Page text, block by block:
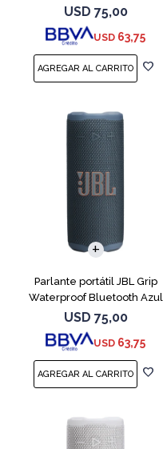
Camuflado
USD 75,00
USD 63,75
Parlante portátil JBL Grip
Waterproof Bluetooth Azul
USD 75,00
USD 63,75